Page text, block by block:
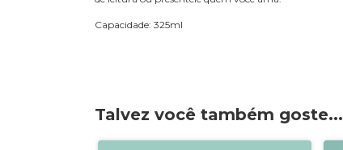
Capacidade: 325ml
Talvez você também goste...